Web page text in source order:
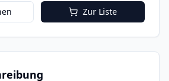
Zur Liste